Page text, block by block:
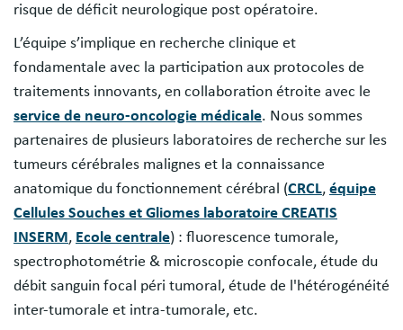
risque de déficit neurologique post opératoire.
L’équipe s’implique en recherche clinique et
fondamentale avec la participation aux protocoles de
traitements innovants, en collaboration étroite avec le
service de neuro-oncologie médicale. Nous sommes
partenaires de plusieurs laboratoires de recherche sur les
tumeurs cérébrales malignes et la connaissance
anatomique du fonctionnement cérébral (CRCL, équipe
Cellules Souches et Gliomes laboratoire CREATIS
INSERM, Ecole centrale) : fluorescence tumorale,
spectrophotométrie & microscopie confocale, étude du
débit sanguin focal péri tumoral, étude de l'hétérogénéité
inter-tumorale et intra-tumorale, etc.